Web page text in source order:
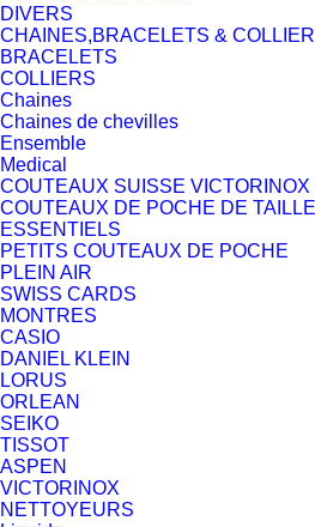
DIVERS
CHAINES,BRACELETS &
BRACELETS
COLLIERS
Chaines
Chaines de chevilles
Ensemble
Medical
COUTEAUX SUISSE VICTORINOX
COUTEAUX DE POCHE DE
ESSENTIELS
PETITS COUTEAUX DE POCHE
PLEIN AIR
SWISS CARDS
MONTRES
CASIO
DANIEL KLEIN
LORUS
ORLEAN
SEIKO
TISSOT
ASPEN
VICTORINOX
NETTOYEURS